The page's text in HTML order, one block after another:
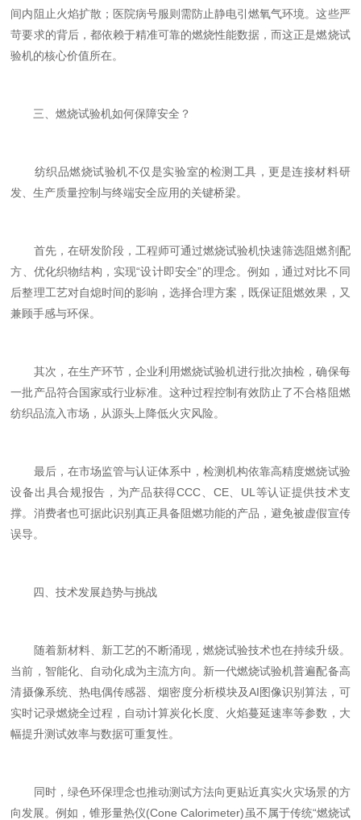
间内阻止火焰扩散；医院病号服则需防止静电引燃氧气环境。这些严
苛要求的背后，都依赖于精准可靠的燃烧性能数据，而这正是燃烧试
验机的核心价值所在。
三、燃烧试验机如何保障安全？
纺织品燃烧试验机不仅是实验室的检测工具，更是连接材料研
发、生产质量控制与终端安全应用的关键桥梁。
首先，在研发阶段，工程师可通过燃烧试验机快速筛选阻燃剂配
方、优化织物结构，实现“设计即安全”的理念。例如，通过对比不同
后整理工艺对自熄时间的影响，选择合理方案，既保证阻燃效果，又
兼顾手感与环保。
其次，在生产环节，企业利用燃烧试验机进行批次抽检，确保每
一批产品符合国家或行业标准。这种过程控制有效防止了不合格阻燃
纺织品流入市场，从源头上降低火灾风险。
最后，在市场监管与认证体系中，检测机构依靠高精度燃烧试验
设备出具合规报告，为产品获得CCC、CE、UL等认证提供技术支
撑。消费者也可据此识别真正具备阻燃功能的产品，避免被虚假宣传
误导。
四、技术发展趋势与挑战
随着新材料、新工艺的不断涌现，燃烧试验技术也在持续升级。
当前，智能化、自动化成为主流方向。新一代燃烧试验机普遍配备高
清摄像系统、热电偶传感器、烟密度分析模块及AI图像识别算法，可
实时记录燃烧全过程，自动计算炭化长度、火焰蔓延速率等参数，大
幅提升测试效率与数据可重复性。
同时，绿色环保理念也推动测试方法向更贴近真实火灾场景的方
向发展。例如，锥形量热仪(Cone Calorimeter)虽不属于传统“燃烧试